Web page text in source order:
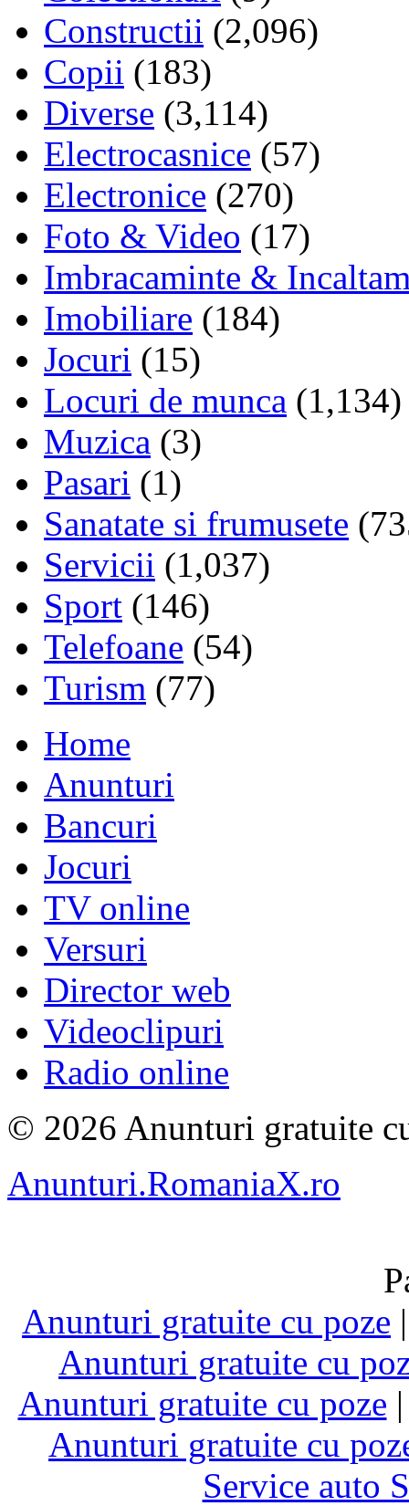
Constructii (2,096)
Copii (183)
Diverse (3,114)
Electrocasnice (57)
Electronice (270)
Foto & Video (17)
Imbracaminte &
Imobiliare (184)
Jocuri (15)
Locuri de munca (1,134)
Muzica (3)
Pasari (1)
Sanatate si frumusete
Servicii (1,037)
Sport (146)
Telefoane (54)
Turism (77)
Home
Anunturi
Bancuri
Jocuri
TV online
Versuri
Director web
Videoclipuri
Radio online
© 2026 Anunturi gratuite
Anunturi.RomaniaX.ro
Anunturi gratuite cu poze
Anunturi gratuite cu
Anunturi gratuite cu poze
Anunturi gratuite cu
Service auto